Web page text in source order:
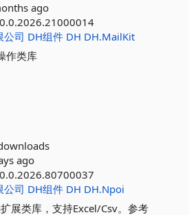
ago
公司 DH组件 DH DH.MailKit
作类库
ago
公司 DH组件 DH DH.Npoi
展类库，支持Excel/Csv。参考